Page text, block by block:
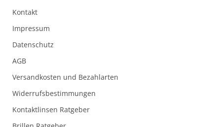
Kontakt
Impressum
Datenschutz
AGB
Versandkosten und Bezahlarten
Widerrufsbestimmungen
Kontaktlinsen Ratgeber